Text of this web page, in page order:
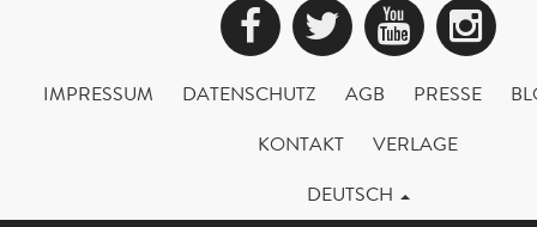
Facebook
Twitter
IMPRESSUM DATENSCHUTZ AGB PRESSE
KONTAKT
VERLAGE
DEUTSCH